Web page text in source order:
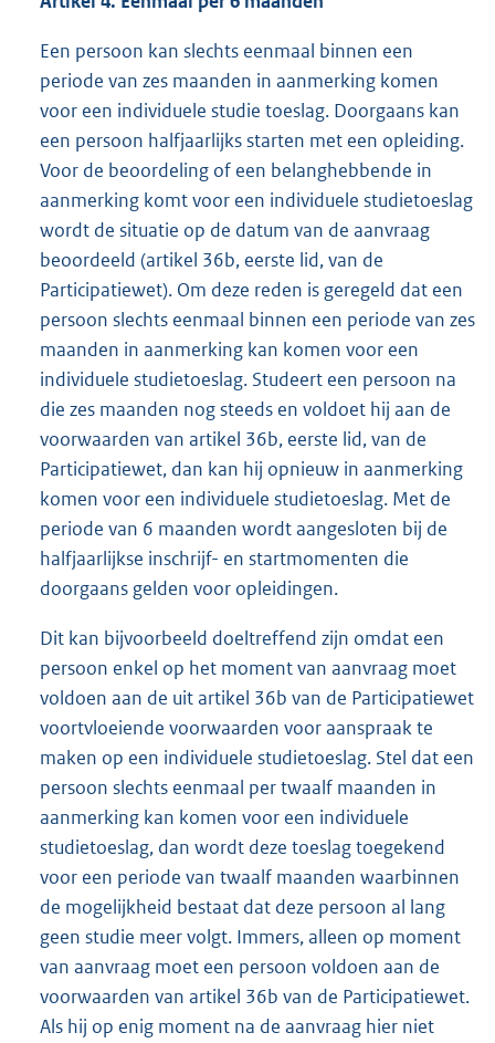
Een persoon kan slechts eenmaal binnen een
periode van zes maanden in aanmerking komen
voor een individuele studie toeslag. Doorgaans kan
een persoon halfjaarlijks starten met een opleiding.
Voor de beoordeling of een belanghebbende in
aanmerking komt voor een individuele studietoeslag
wordt de situatie op de datum van de aanvraag
beoordeeld (artikel 36b, eerste lid, van de
Participatiewet). Om deze reden is geregeld dat een
persoon slechts eenmaal binnen een periode van zes
maanden in aanmerking kan komen voor een
individuele studietoeslag. Studeert een persoon na
die zes maanden nog steeds en voldoet hij aan de
voorwaarden van artikel 36b, eerste lid, van de
Participatiewet, dan kan hij opnieuw in aanmerking
komen voor een individuele studietoeslag. Met de
periode van 6 maanden wordt aangesloten bij de
halfjaarlijkse inschrijf- en startmomenten die
doorgaans gelden voor opleidingen.
Dit kan bijvoorbeeld doeltreffend zijn omdat een
persoon enkel op het moment van aanvraag moet
voldoen aan de uit artikel 36b van de Participatiewet
voortvloeiende voorwaarden voor aanspraak te
maken op een individuele studietoeslag. Stel dat een
persoon slechts eenmaal per twaalf maanden in
aanmerking kan komen voor een individuele
studietoeslag, dan wordt deze toeslag toegekend
voor een periode van twaalf maanden waarbinnen
de mogelijkheid bestaat dat deze persoon al lang
geen studie meer volgt. Immers, alleen op moment
van aanvraag moet een persoon voldoen aan de
voorwaarden van artikel 36b van de Participatiewet.
Als hij op enig moment na de aanvraag hier niet